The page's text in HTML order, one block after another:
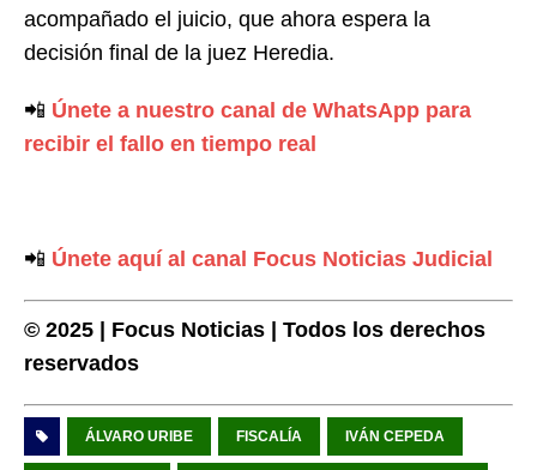
acompañado el juicio, que ahora espera la
decisión final de la juez Heredia.
📲 Únete a nuestro canal de WhatsApp para
recibir el fallo en tiempo real
📲 Únete aquí al canal Focus Noticias Judicial
© 2025 | Focus Noticias | Todos los derechos
reservados
ÁLVARO URIBE FISCALÍA IVÁN CEPEDA